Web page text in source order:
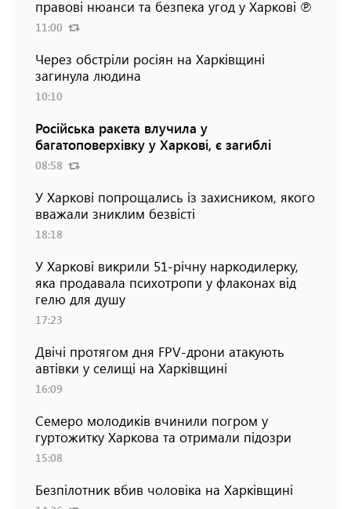
правові нюанси та безпека угод у Харкові ℗
11:00
Через обстріли росіян на Харківщині
загинула людина
10:10
Російська ракета влучила у
багатоповерхівку у Харкові, є загиблі
08:58
У Харкові попрощались із захисником, якого
вважали зниклим безвісті
18:18
У Харкові викрили 51-річну наркодилерку,
яка продавала психотропи у флаконах від
гелю для душу
17:23
Двічі протягом дня FPV-дрони атакують
автівки у селищі на Харківщині
16:09
Семеро молодиків вчинили погром у
гуртожитку Харкова та отримали підозри
15:08
Безпілотник вбив чоловіка на Харківщині